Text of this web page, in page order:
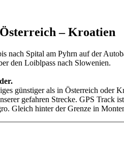
– Kroatien
nach Spital am Pyhrn auf der
den Loiblpass nach Slowenien.
günstiger als in Österreich oder
gefahren Strecke. GPS Track
Gleich hinter der Grenze in